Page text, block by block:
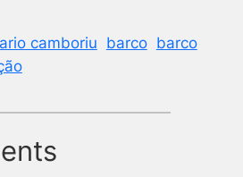
camboriu barco barco